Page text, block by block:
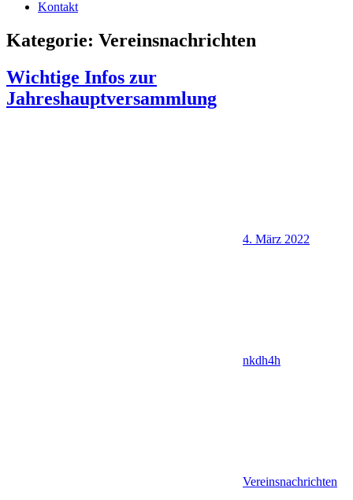
Kontakt
Kategorie: Vereinsnachrichten
Wichtige Infos zur
Jahreshauptversammlung
4. März 2022
nkdh4h
Vereinsnachrichten